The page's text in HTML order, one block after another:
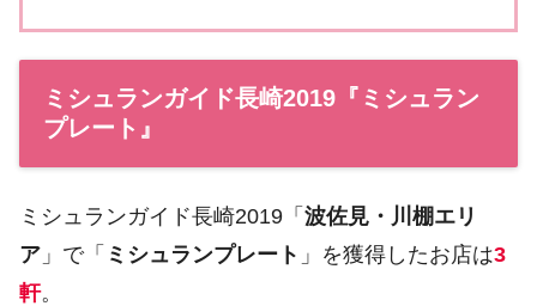
ミシュランガイド長崎2019『ミシュラン
プレート』
ミシュランガイド長崎2019「 波佐見・川棚エリ
ア 」で「 ミシュランプレート 」を獲得したお店は3
軒。